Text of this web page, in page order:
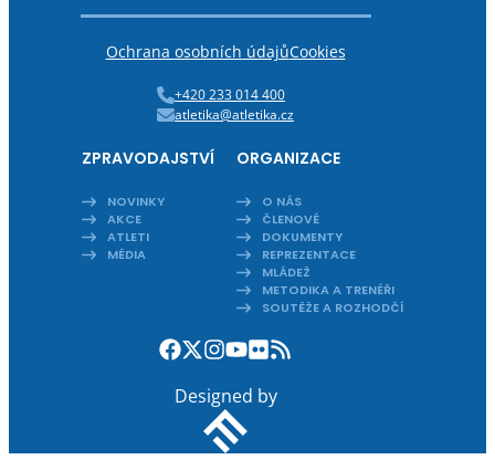
Ochrana osobních údajůCookies
+420 233 014 400
atletika@atletika.cz
ZPRAVODAJSTVÍ
NOVINKY
AKCE
ATLETI
MÉDIA
ORGANIZACE
O NÁS
ČLENOVÉ
DOKUMENTY
REPREZENTACE
MLÁDEŽ
METODIKA A TRENÉŘI
SOUTĚŽE A ROZHODČÍ
Designed by